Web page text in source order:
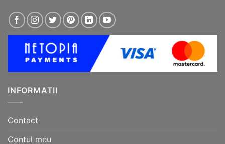
INFORMATII
Contact
Contul meu